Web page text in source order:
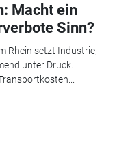
Macht ein
Sinn?
Rhein setzt Industrie,
unter Druck.